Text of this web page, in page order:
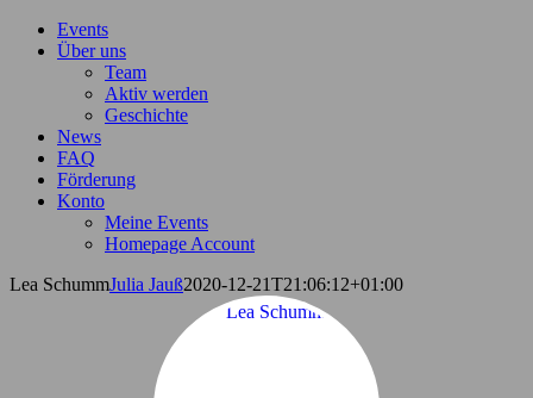
Events
Über uns
Team
Aktiv werden
Geschichte
News
FAQ
Förderung
Konto
Meine Events
Homepage Account
Lea SchummJulia Jauß2020-12-21T21:06:12+01:00